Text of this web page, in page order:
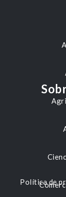
Política de